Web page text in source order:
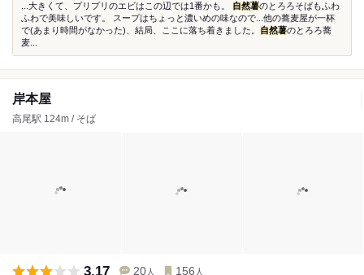
...大きくて、プリプリのエビはこの辺では1番かも。 自然薯のとろろそばもふわ
ふわで美味しいです。 スープはちょっと濃いめの味なので...他の蕎麦屋が一杯
で(あまり時間がなかった)、結局、ここに落ち着きました。 自然薯のとろろ蕎
麦...
岸本屋
高尾駅 124m / そば
3.17 20 人 156 人